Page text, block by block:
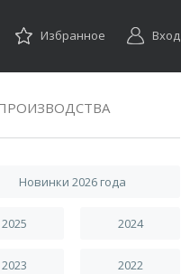
Избранное Вход
Новинки 2026 года
2025 2024
2023 2022